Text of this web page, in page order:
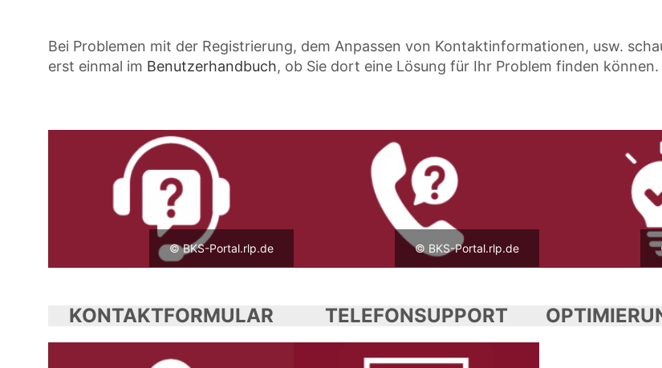
Bei Problemen mit der Registrierung, dem Anpassen von Kontaktinformationen, usw.
erst einmal im Benutzerhandbuch, ob Sie dort eine Lösung für Ihr Problem finden können.
© BKS-Portal.rlp.de
KONTAKTFORMULAR
© BKS-Portal.rlp.de
TELEFONSUPPORT